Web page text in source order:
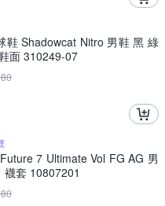
鞋 Shadowcat Nitro 男鞋 黑 綠
面 310249-07
7 Ultimate Vol FG AG 男
套 10807201